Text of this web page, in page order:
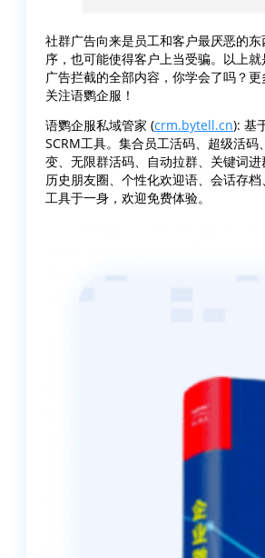
社群广告向来是员工和客户最厌恶的
序，也可能使得客户上当受骗。以上
广告拦截的全部内容，你学会了吗？
关注语鹦企服！
语鹦企服私域管家 (crm.bytell.cn): 基
SCRM工具。集合员工活码、超级活码
变、无限群活码、自动拉群、关键词进
历史朋友圈、个性化欢迎语、会话存
工具于一身，欢迎免费体验。